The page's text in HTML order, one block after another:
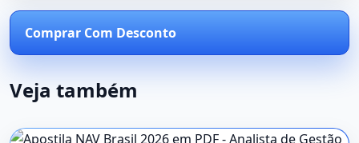
Comprar Com Desconto
Veja também